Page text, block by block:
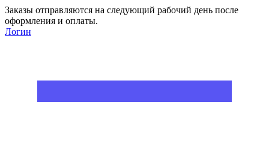
Заказы отправляются на следующий рабочий день после
оформления и оплаты.
Логин